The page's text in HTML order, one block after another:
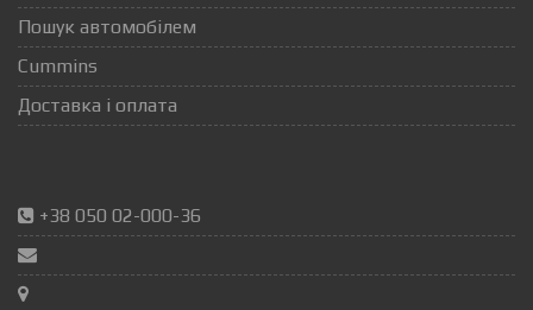
Пошук автомобілем
Cummins
Доставка і оплата
+38 050 02-000-36